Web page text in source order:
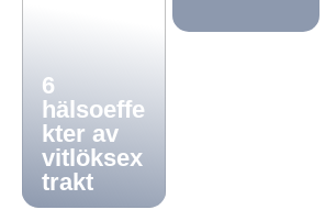
6
hälsoeffe
kter av
vitlöksex
trakt